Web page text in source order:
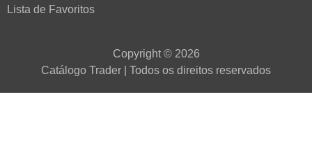
Lista de Favoritos
Copyright © 2026
Catálogo Trader | Todos os direitos reservados